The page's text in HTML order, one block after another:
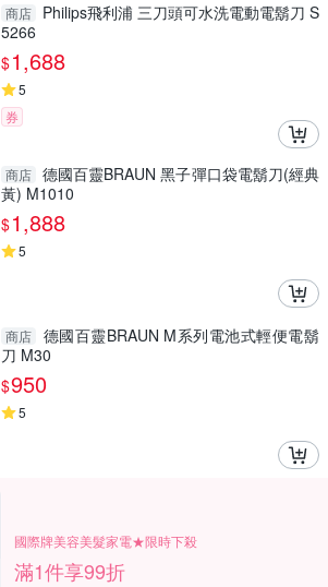
商店
Philips飛利浦 三刀頭可水洗電動電鬍刀 S
5266
$1,688
5
券
商店 德國百靈BRAUN 黑子彈口袋電鬍刀(經典
黃) M1010
$1,888
5
商店
德國百靈BRAUN M系列電池式輕便電鬍
刀 M30
$950
5
國際牌美容美髮家電★限時下殺
滿1件享99折